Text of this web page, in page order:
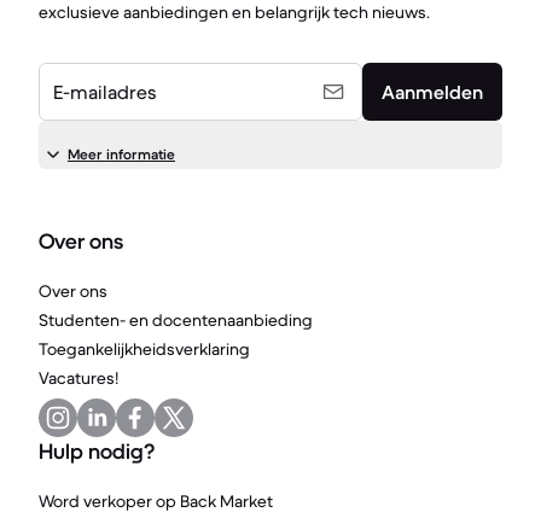
exclusieve aanbiedingen en belangrijk tech nieuws.
E-mailadres Aanmelden
Meer informatie
Over ons
Over ons
Studenten- en docentenaanbieding
Toegankelijkheidsverklaring
Vacatures!
Hulp nodig?
Word verkoper op Back Market